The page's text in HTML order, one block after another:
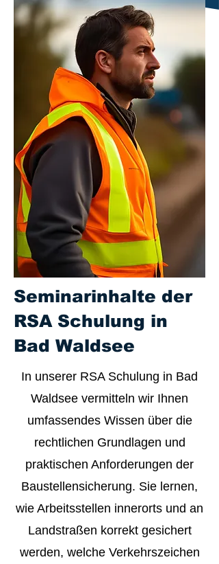
Seminarinhalte der
RSA Schulung in
Bad Waldsee
In unserer RSA Schulung in Bad
Waldsee vermitteln wir Ihnen
umfassendes Wissen über die
rechtlichen Grundlagen und
praktischen Anforderungen der
Baustellensicherung. Sie lernen,
wie Arbeitsstellen innerorts und an
Landstraßen korrekt gesichert
werden, welche Verkehrszeichen